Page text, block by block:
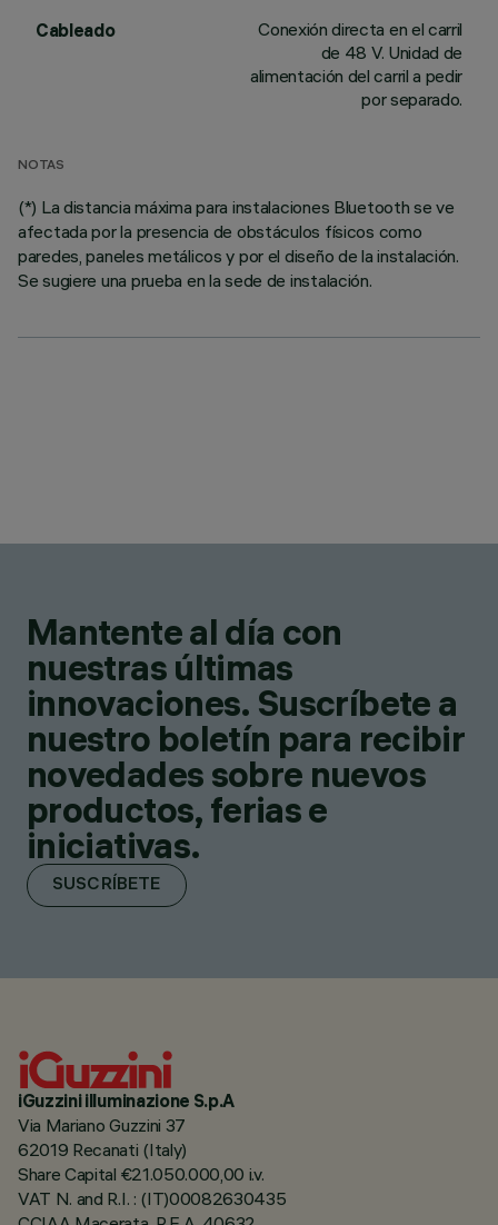
Cableado
Conexión directa en el carril
de 48 V. Unidad de
alimentación del carril a pedir
por separado.
NOTAS
(*) La distancia máxima para instalaciones Bluetooth se ve
afectada por la presencia de obstáculos físicos como
paredes, paneles metálicos y por el diseño de la instalación.
Se sugiere una prueba en la sede de instalación.
Mantente al día con
nuestras últimas
innovaciones. Suscríbete a
nuestro boletín para recibir
novedades sobre nuevos
productos, ferias e
iniciativas.
SUSCRÍBETE
iGuzzini illuminazione S.p.A
Via Mariano Guzzini 37
62019 Recanati (Italy)
Share Capital €21.050.000,00 i.v.
VAT N. and R.I. : (IT)00082630435